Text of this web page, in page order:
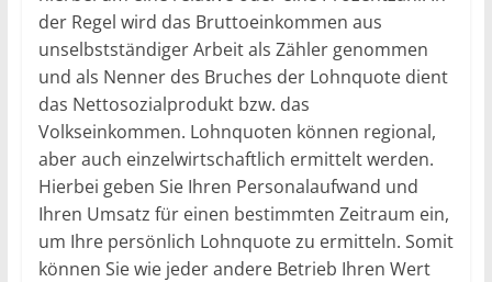
der Regel wird das Bruttoeinkommen aus
unselbstständiger Arbeit als Zähler genommen
und als Nenner des Bruches der Lohnquote dient
das Nettosozialprodukt bzw. das
Volkseinkommen. Lohnquoten können regional,
aber auch einzelwirtschaftlich ermittelt werden.
Hierbei geben Sie Ihren Personalaufwand und
Ihren Umsatz für einen bestimmten Zeitraum ein,
um Ihre persönlich Lohnquote zu ermitteln. Somit
können Sie wie jeder andere Betrieb Ihren Wert